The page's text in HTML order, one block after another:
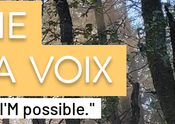
VOIX
possible."